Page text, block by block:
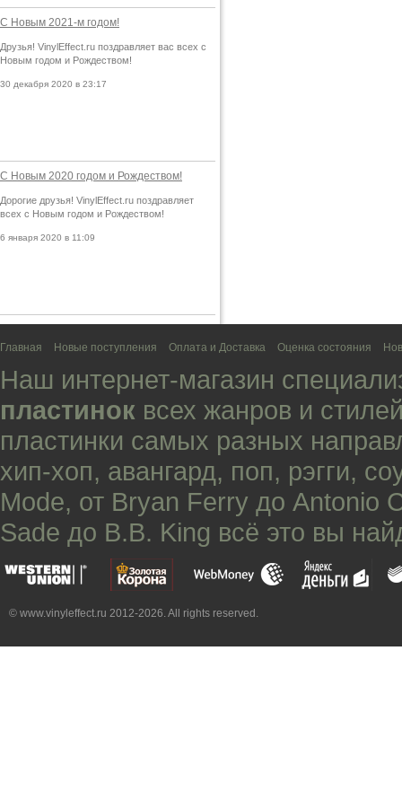
С Новым 2021-м годом!
Друзья! VinylEffect.ru поздравляет вас всех с
Новым годом и Рождеством!
30 декабря 2020 в 23:17
С Новым 2020 годом и Рождеством!
Дорогие друзья! VinylEffect.ru поздравляет
всех с Новым годом и Рождеством!
6 января 2020 в 11:09
Главная Новые поступления Оплата и Доставка Оценка состояния
Наш интернет-магазин
пластинок всех жанров и
пластинки самых разных
хип-хоп, авангард, поп, рэгги,
Mode, от Bryan Ferry до Antonio
Sade до B.B. King всё это вы
© www.vinyleffect.ru 2012-2026. All rights reserved.